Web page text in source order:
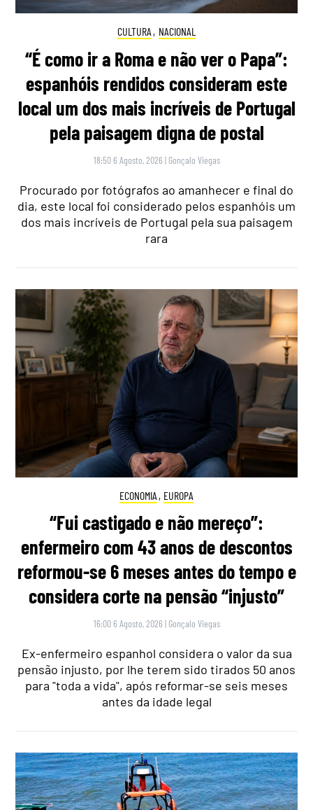
CULTURA , NACIONAL
“É como ir a Roma e não ver o Papa”:
espanhóis rendidos consideram este
local um dos mais incríveis de Portugal
pela paisagem digna de postal
18:50 6 Agosto, 2026 | Gonçalo Viegas
Procurado por fotógrafos ao amanhecer e final do
dia, este local foi considerado pelos espanhóis um
dos mais incríveis de Portugal pela sua paisagem
rara
ECONOMIA , EUROPA
“Fui castigado e não mereço”:
enfermeiro com 43 anos de descontos
reformou-se 6 meses antes do tempo e
considera corte na pensão “injusto”
16:00 6 Agosto, 2026 | Gonçalo Viegas
Ex-enfermeiro espanhol considera o valor da sua
pensão injusto, por lhe terem sido tirados 50 anos
para "toda a vida", após reformar-se seis meses
antes da idade legal